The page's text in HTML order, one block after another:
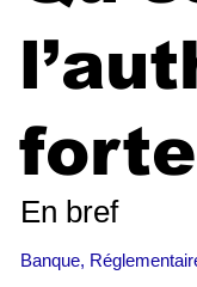
En bref
Banque,